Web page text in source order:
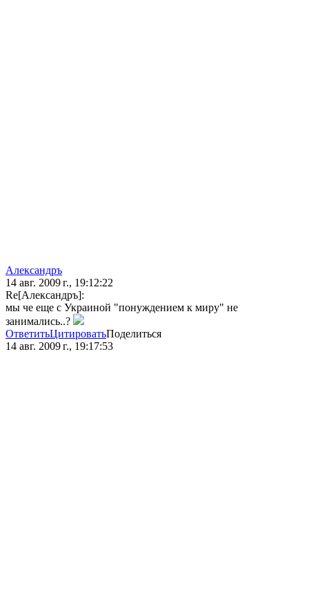
Александръ
14 авг. 2009 г., 19:12:22
Re[Александръ]:
мы че еще с Украиной "понуждением к миру" не
занимались..?
ОтветитьЦитироватьПоделиться
14 авг. 2009 г., 19:17:53